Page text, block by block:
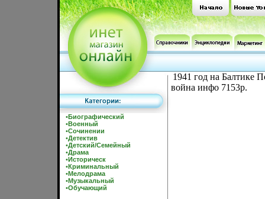
•Биографический
•Военный
•Сочинении
•Детектив
•Детский/Семейный
•Драма
•Историческ
•Криминальный
•Мелодрама
•Музыкальный
•Обучающий
1941 год на Балтике
война инфо 7153p.